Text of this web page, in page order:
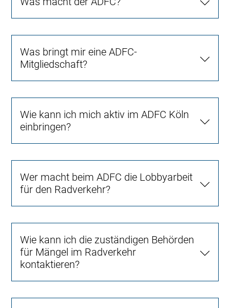
Was bringt mir eine ADFC-
Mitgliedschaft?
Wie kann ich mich aktiv im ADFC Köln
einbringen?
Wer macht beim ADFC die Lobbyarbeit
für den Radverkehr?
Wie kann ich die zuständigen Behörden
für Mängel im Radverkehr
kontaktieren?